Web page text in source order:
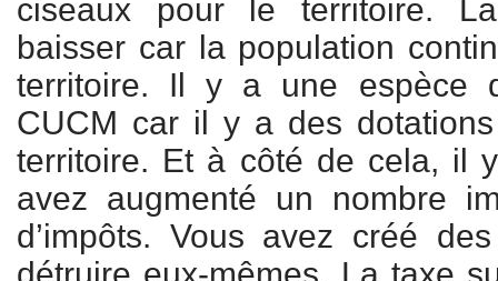
ciseaux pour le territoire.
baisser car la population
territoire. Il y a une espèce
CUCM car il y a des
territoire. Et à côté de cela, il
avez augmenté un nombre
d’impôts. Vous avez créé